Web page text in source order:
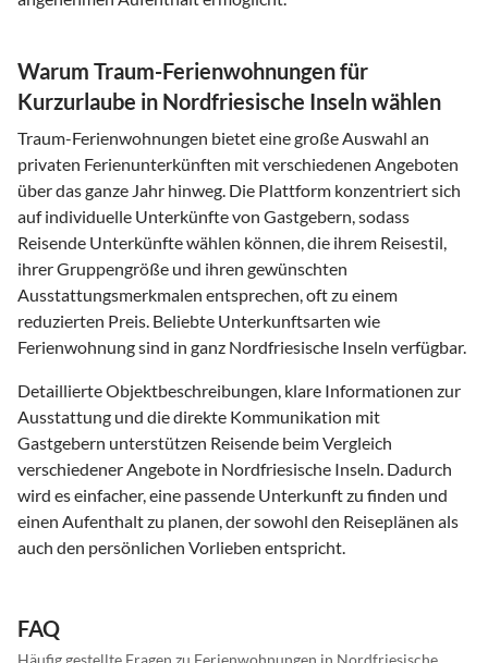
Warum Traum-Ferienwohnungen für
Kurzurlaube in Nordfriesische Inseln wählen
Traum-Ferienwohnungen bietet eine große Auswahl an
privaten Ferienunterkünften mit verschiedenen Angeboten
über das ganze Jahr hinweg. Die Plattform konzentriert sich
auf individuelle Unterkünfte von Gastgebern, sodass
Reisende Unterkünfte wählen können, die ihrem Reisestil,
ihrer Gruppengröße und ihren gewünschten
Ausstattungsmerkmalen entsprechen, oft zu einem
reduzierten Preis. Beliebte Unterkunftsarten wie
Ferienwohnung sind in ganz Nordfriesische Inseln verfügbar.
Detaillierte Objektbeschreibungen, klare Informationen zur
Ausstattung und die direkte Kommunikation mit
Gastgebern unterstützen Reisende beim Vergleich
verschiedener Angebote in Nordfriesische Inseln. Dadurch
wird es einfacher, eine passende Unterkunft zu finden und
einen Aufenthalt zu planen, der sowohl den Reiseplänen als
auch den persönlichen Vorlieben entspricht.
FAQ